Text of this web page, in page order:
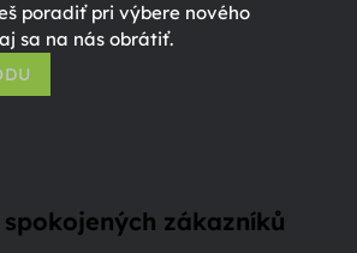
poradiť pri výbere nového
sa na nás obrátiť.
spokojených zákazníků